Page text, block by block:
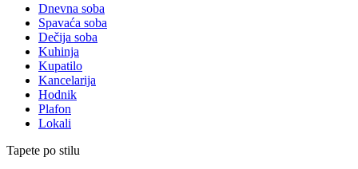
Dnevna soba
Spavaća soba
Dečija soba
Kuhinja
Kupatilo
Kancelarija
Hodnik
Plafon
Lokali
Tapete po stilu